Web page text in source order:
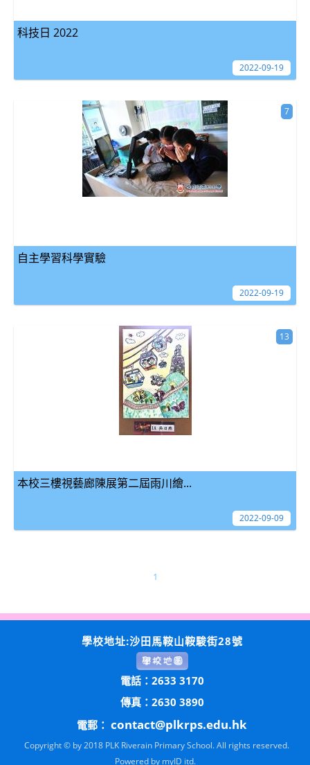
科技日 2022
2022-09-19
自主學習科學實驗
7
2022-09-19
本校三樓視藝廊陳展第二屆雨川繪...
13
2022-09-09
1
學校地址:沙田馬鞍山鞍駿街28號
電話：2633 3170
傳真：2630 3890
電郵： contact@plkrps.edu.hk
Copyright © by 2018 PLK Riverain Primary School. All rights reserved.
Powered by myID itd.